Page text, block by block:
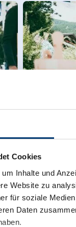
Cookies
Inhalte und
Website zu
für soziale
Daten